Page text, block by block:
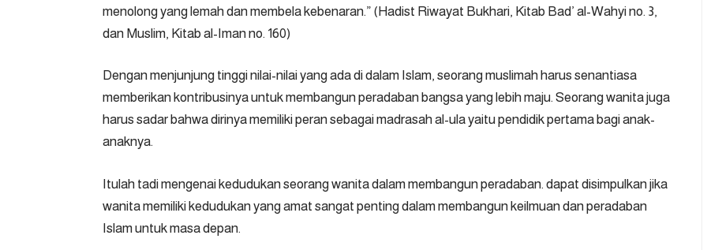
menolong yang lemah dan membela kebenaran.” (Hadist Riwayat Bukhari, Kitab Bad’ al-Wahyi no. 3,
dan Muslim, Kitab al-Iman no. 160)
Dengan menjunjung tinggi nilai-nilai yang ada di dalam Islam, seorang muslimah harus senantiasa
memberikan kontribusinya untuk membangun peradaban bangsa yang lebih maju. Seorang wanita juga
harus sadar bahwa dirinya memiliki peran sebagai madrasah al-ula yaitu pendidik pertama bagi anak-
anaknya.
Itulah tadi mengenai kedudukan seorang wanita dalam membangun peradaban. dapat disimpulkan jika
wanita memiliki kedudukan yang amat sangat penting dalam membangun keilmuan dan peradaban
Islam untuk masa depan.